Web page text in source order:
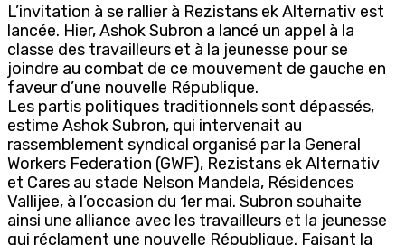
L’invitation à se rallier à Rezistans ek Alternativ est
lancée. Hier, Ashok Subron a lancé un appel à la
classe des travailleurs et à la jeunesse pour se
joindre au combat de ce mouvement de gauche en
faveur d’une nouvelle République.
Les partis politiques traditionnels sont dépassés,
estime Ashok Subron, qui intervenait au
rassemblement syndical organisé par la General
Workers Federation (GWF), Rezistans ek Alternativ
et Cares au stade Nelson Mandela, Résidences
Vallijee, à l’occasion du 1er mai. Subron souhaite
ainsi une alliance avec les travailleurs et la jeunesse
qui réclament une nouvelle République. Faisant la